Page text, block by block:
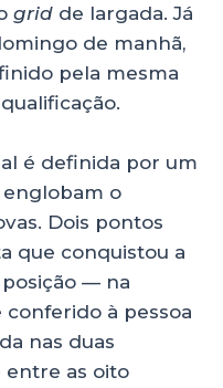
grid de largada. Já
de manhã,
pela mesma
é definida por um
o
Dois pontos
que conquistou a
— na
à pessoa
nas duas
entre as oito